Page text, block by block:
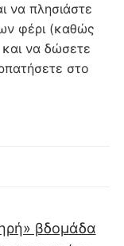
να πλησιάστε
φέρι (καθώς
να δώσετε
στο
βδομάδα